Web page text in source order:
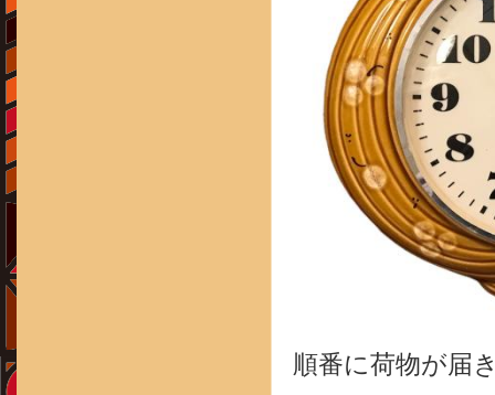
順番に荷物が届